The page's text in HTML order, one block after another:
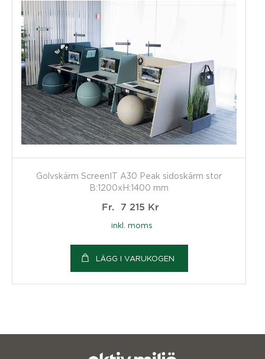
Golvskärm ScreenIT A30 Peak sidoskärm stor
B:1200xH:1400 mm
Fr. 7 215 Kr
inkl. moms
LÄGG I VARUKOGEN